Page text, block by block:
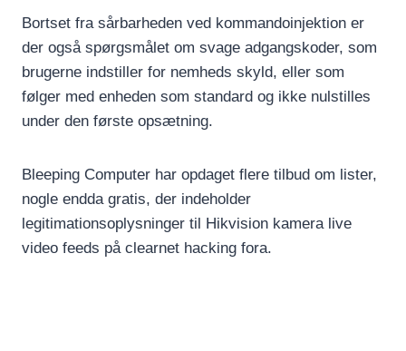
Bortset fra sårbarheden ved kommandoinjektion er
der også spørgsmålet om svage adgangskoder, som
brugerne indstiller for nemheds skyld, eller som
følger med enheden som standard og ikke nulstilles
under den første opsætning.
Bleeping Computer har opdaget flere tilbud om lister,
nogle endda gratis, der indeholder
legitimationsoplysninger til Hikvision kamera live
video feeds på clearnet hacking fora.